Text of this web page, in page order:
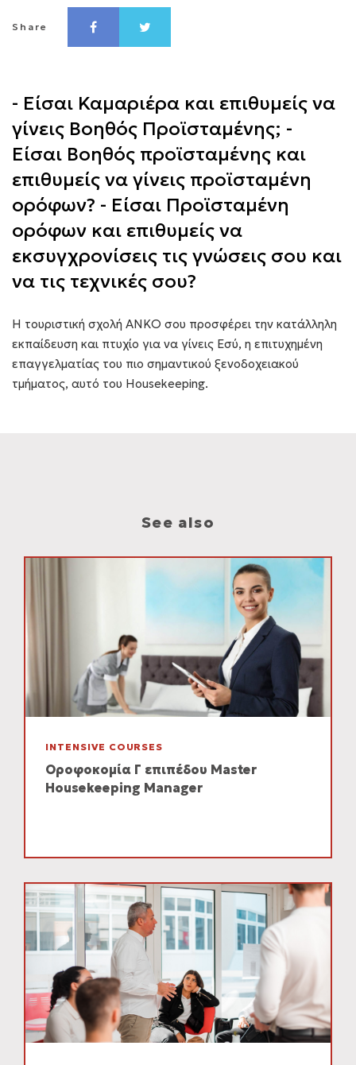
Share
- Είσαι Καμαριέρα και επιθυμείς να
γίνεις Βοηθός Προϊσταμένης; -
Είσαι Βοηθός προϊσταμένης και
επιθυμείς να γίνεις προϊσταμένη
ορόφων? - Είσαι Προϊσταμένη
ορόφων και επιθυμείς να
εκσυγχρονίσεις τις γνώσεις σου και
να τις τεχνικές σου?
Η τουριστική σχολή ANKO σου προσφέρει την κατάλληλη
εκπαίδευση και πτυχίο για να γίνεις Εσύ, η επιτυχημένη
επαγγελματίας του πιο σημαντικού ξενοδοχειακού
τμήματος, αυτό του Housekeeping.
See also
INTENSIVE COURSES
Οροφοκομία Γ επιπέδου Master
Housekeeping Manager